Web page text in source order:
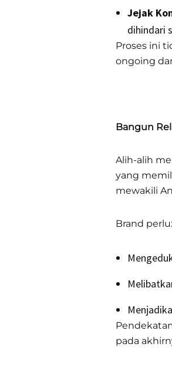
Jejak
dihindari
Proses ini
ongoing
Bangun
Alih-alih
yang
mewakili
Brand perlu:
pada